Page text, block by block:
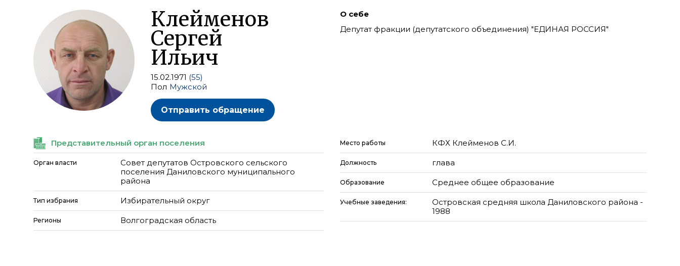
Клейменов
Сергей
Ильич
15.02.1971 (55)
Пол Мужской
Отправить обращение
О себе
Депутат фракции (депутатского объединения) "ЕДИНАЯ РОССИЯ"
Представительный орган поселения
Орган власти
Совет депутатов Островского сельского
поселения Даниловского муниципального
района
Тип избрания Избирательный округ
Регионы Волгоградская область
Место работы КФХ Клейменов С.И.
Должность глава
Образование Среднее общее образование
Учебные заведения:
Островская средняя школа Даниловского района -
1988